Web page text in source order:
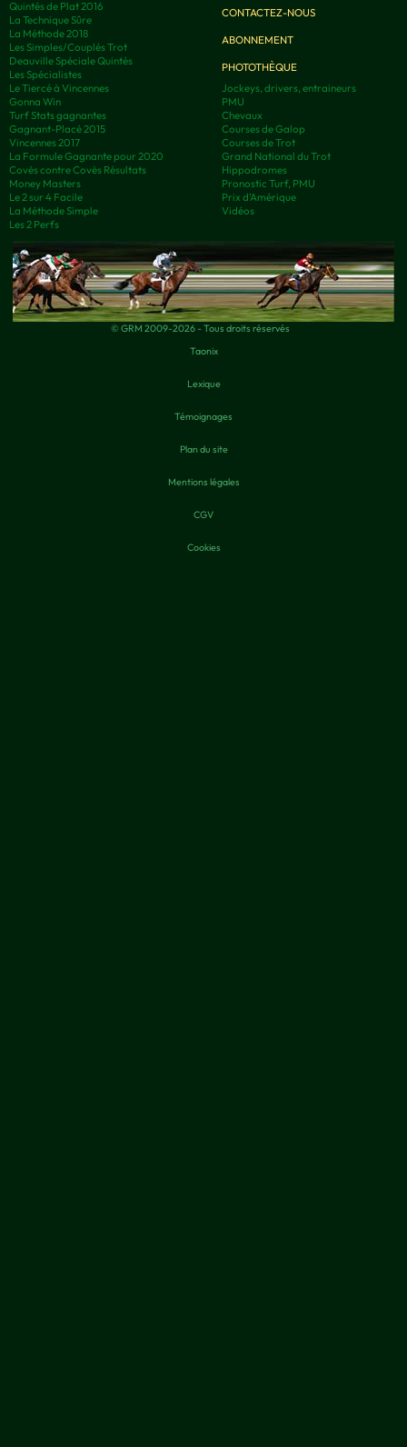
Quintés de Plat 2016
La Technique Sûre
La Méthode 2018
Les Simples/Couplés Trot
Deauville Spéciale Quintés
Les Spécialistes
Le Tiercé à Vincennes
Gonna Win
Turf Stats gagnantes
Gagnant-Placé 2015
Vincennes 2017
La Formule Gagnante pour 2020
Covès contre Covès Résultats
Money Masters
Le 2 sur 4 Facile
La Méthode Simple
Les 2 Perfs
CONTACTEZ-NOUS
ABONNEMENT
PHOTOTHÈQUE
Jockeys, drivers, entraineurs
PMU
Chevaux
Courses de Galop
Courses de Trot
Grand National du Trot
Hippodromes
Pronostic Turf, PMU
Prix d’Amérique
Vidéos
© GRM 2009-2026 - Tous droits réservés
Taonix
Lexique
Témoignages
Plan du site
Mentions légales
CGV
Cookies